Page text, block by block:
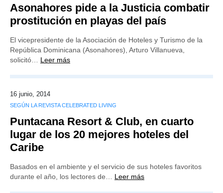
Asonahores pide a la Justicia combatir
prostitución en playas del país
El vicepresidente de la Asociación de Hoteles y Turismo de la
República Dominicana (Asonahores), Arturo Villanueva,
solicitó… Leer más
16 junio, 2014
SEGÚN LA REVISTA CELEBRATED LIVING
Puntacana Resort & Club, en cuarto
lugar de los 20 mejores hoteles del
Caribe
Basados en el ambiente y el servicio de sus hoteles favoritos
durante el año, los lectores de… Leer más